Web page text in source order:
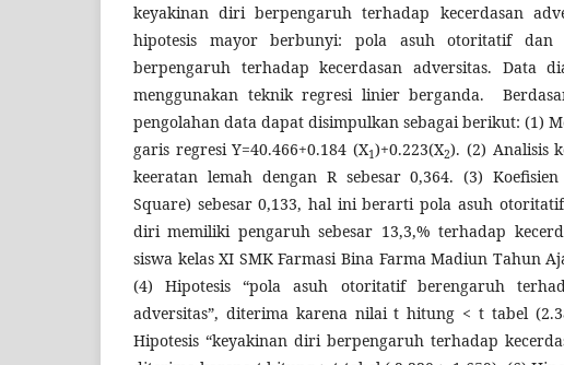
keyakinan diri berpengaruh terhadap kecerdasan
hipotesis mayor berbunyi: pola asuh otoritatif dan
berpengaruh terhadap kecerdasan adversitas. Data
menggunakan teknik regresi linier berganda.
pengolahan data dapat disimpulkan sebagai berikut: (1)
garis regresi Y=40.466+0.184 (X1)+0.223(X2). (2) Analisis
keeratan lemah dengan R sebesar 0,364. (3)
Square) sebesar 0,133, hal ini berarti pola asuh
diri memiliki pengaruh sebesar 13,3,% terhadap
siswa kelas XI SMK Farmasi Bina Farma Madiun Tahun
(4) Hipotesis “pola asuh otoritatif berengaruh
adversitas”, diterima karena nilai t hitung < t tabel
Hipotesis “keyakinan diri berpengaruh terhadap